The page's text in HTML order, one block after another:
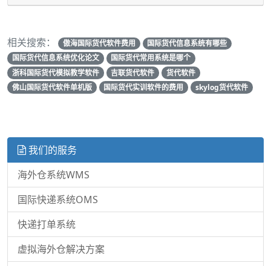
相关搜索： 傲海国际货代软件费用
国际货代信息系统有哪些
国际货代信息系统优化论文
国际货代常用系统是哪个
浙科国际货代模拟教学软件
吉联货代软件
货代软件
佛山国际货代软件单机版
国际货代实训软件的费用 skylog货代软件
我们的服务
海外仓系统WMS
国际快递系统OMS
快递打单系统
虚拟海外仓解决方案